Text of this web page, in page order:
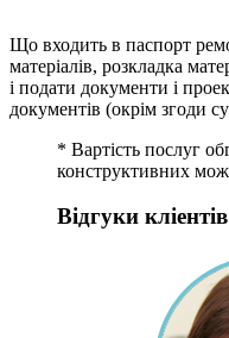
Що входить в паспорт
матеріалів, розкладка
і подати документи і
документів (окрім згоди
* Вартість послуг
конструктивних
Відгуки кліентів